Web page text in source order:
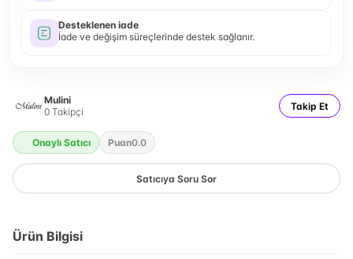
Desteklenen iade
İade ve değişim süreçlerinde destek sağlanır.
Mulini
0 Takipçi Takip Et
Onaylı Satıcı Puan0.0
Satıcıya Soru Sor
Ürün Bilgisi